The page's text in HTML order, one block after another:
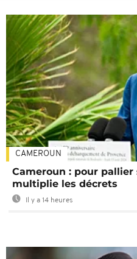
CAMEROUN
Cameroun : pour pallier
multiplie les décrets
Il y a 14 heures